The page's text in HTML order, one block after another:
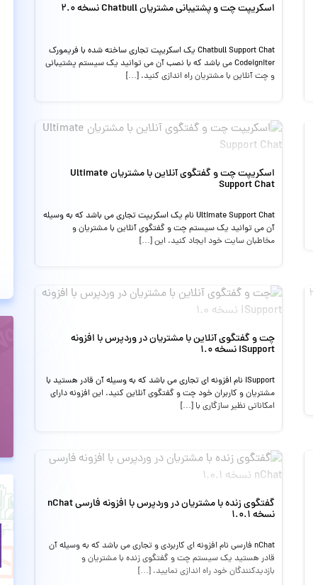
اسکریپت چت و پشتیبانی مشتریان Chatbull نسخه 2.0
Chatbull Support Chat یک اسکریپت تجاری ساخته شده با فریمورک
Codeigniter می باشد که با نصب آن می توانید یک سیستم پشتیبانی
و چت آنلاین با مشتریان راه اندازی کنید. […]
اسکریپت چت و گفتگوی آنلاین با مشتریان Ultimate
Support Chat
Ultimate Support Chat نام یک اسکریپت تجاری می باشد که به وسیله
آن می توانید یک سیستم چت و گفتگوی آنلاین با مشتریان و
مخاطبان سایت خود ایجاد کنید. این […]
چت و گفتگوی آنلاین با مشتریان در وردپرس با افزونه
iSupport نسخه 1.0
iSupport نام افزونه ای تجاری می باشد که به وسیله آن قادر هستید با
مشتریان و کاربران خود چت و گفتگوی آنلاین کنید. این افزونه دارای
امکاناتی نظیر سازگاری با […]
گفتگوی زنده با مشتریان در وردپرس با افزونه فارسی nChat
نسخه 1.0.1
nChat فارسی نام افزونه ای کاربردی و تجاری می باشد که به وسیله آن
قادر هستید یک سیستم چت و گفتگوی زنده با مشتریان و
بازدیدکنندگان خود راه اندازی نمایید. […]